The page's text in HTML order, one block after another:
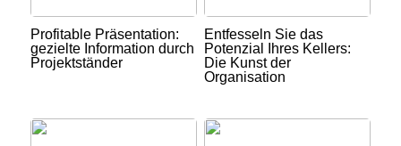
Profitable Präsentation:
gezielte Information durch
Projektständer
Entfesseln Sie das
Potenzial Ihres Kellers:
Die Kunst der
Organisation